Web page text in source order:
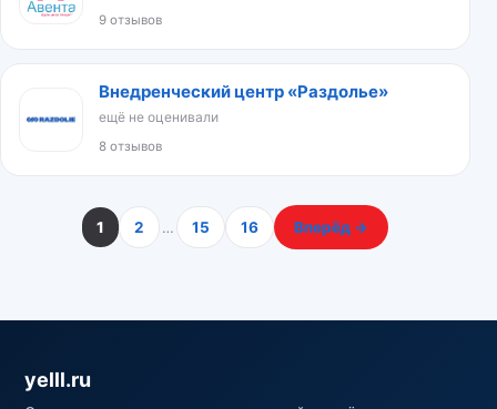
9 отзывов
Внедренческий центр «Раздолье»
ещё не оценивали
8 отзывов
1 2 … 15 16 Вперёд →
yelll.ru